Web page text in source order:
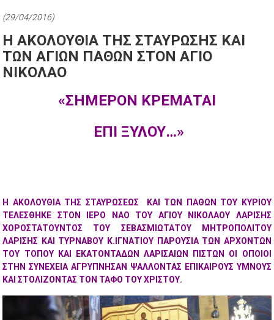
(29/04/2016)
Η ΑΚΟΛΟΥΘΙΑ ΤΗΣ ΣΤΑΥΡΩΣΗΣ ΚΑΙ
ΤΩΝ ΑΓΙΩΝ ΠΑΘΩΝ ΣΤΟΝ ΑΓΙΟ
ΝΙΚΟΛΑΟ
«ΣΗΜΕΡΟΝ ΚΡΕΜΑΤΑΙ
ΕΠΙ ΞΥΛΟΥ…»
H AKOΛΟΥΘΙΑ ΤΗΣ ΣΤΑΥΡΩΣΕΩΣ ΚΑΙ ΤΩΝ ΠΑΘΩΝ ΤΟΥ ΚΥΡΙΟΥ
ΤΕΛΕΣΘΗΚΕ ΣΤΟΝ ΙΕΡΟ ΝΑΟ ΤΟΥ ΑΓΙΟΥ ΝΙΚΟΛΑΟΥ ΛΑΡΙΣΗΣ
ΧΟΡΟΣΤΑΤΟΥΝΤΟΣ ΤΟΥ ΣΕΒΑΣΜΙΩΤΑΤΟΥ ΜΗΤΡΟΠΟΛΙΤΟΥ
ΛΑΡΙΣΗΣ ΚΑΙ ΤΥΡΝΑΒΟΥ Κ.ΙΓΝΑΤΙΟΥ ΠΑΡΟΥΣΙΑ ΤΩΝ ΑΡΧΟΝΤΩΝ
ΤΟΥ ΤΟΠΟΥ ΚΑΙ ΕΚΑΤΟΝΤΑΔΩΝ ΛΑΡΙΣΑΙΩΝ ΠΙΣΤΩΝ ΟΙ ΟΠΟΙΟΙ
ΣΤΗΝ ΣΥΝΕΧΕΙΑ ΑΓΡΥΠΝΗΣΑΝ ΨΑΛΛΟΝΤΑΣ ΕΠΙΚΑΙΡΟΥΣ ΥΜΝΟΥΣ
ΚΑΙ ΣΤΟΛΙΖΟΝΤΑΣ ΤΟΝ ΤΑΦΟ ΤΟΥ ΧΡΙΣΤΟΥ.